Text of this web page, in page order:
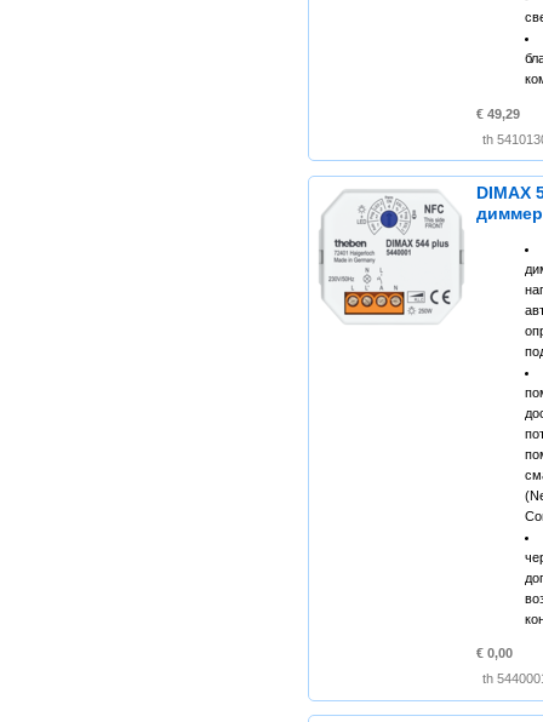
€ 49,29
DIMAX
диммер
€ 0,00